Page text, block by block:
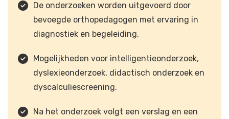
De onderzoeken worden uitgevoerd door
bevoegde orthopedagogen met ervaring in
diagnostiek en begeleiding.
Mogelijkheden voor intelligentieonderzoek,
dyslexieonderzoek, didactisch onderzoek en
dyscalculiescreening.
Na het onderzoek volgt een verslag en een